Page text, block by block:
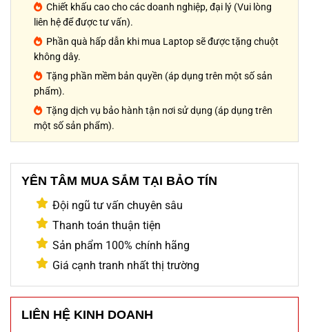
Chiết khấu cao cho các doanh nghiệp, đại lý (Vui lòng
liên hệ để được tư vấn).
Phần quà hấp dẫn khi mua Laptop sẽ được tặng chuột
không dây.
Tặng phần mềm bản quyền (áp dụng trên một số sản
phẩm).
Tặng dịch vụ bảo hành tận nơi sử dụng (áp dụng trên
một số sản phẩm).
YÊN TÂM MUA SẮM TẠI BẢO TÍN
Đội ngũ tư vấn chuyên sâu
Thanh toán thuận tiện
Sản phẩm 100% chính hãng
Giá cạnh tranh nhất thị trường
LIÊN HỆ KINH DOANH